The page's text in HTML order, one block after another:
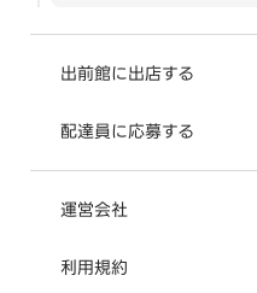
出前館に出店する
配達員に応募する
運営会社
利用規約